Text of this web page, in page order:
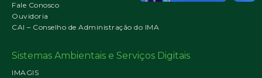
Fale Conosco
Ouvidoria
CAI – Conselho de Administração do IMA
Sistemas Ambientais e Serviços Digitais
IMAGIS